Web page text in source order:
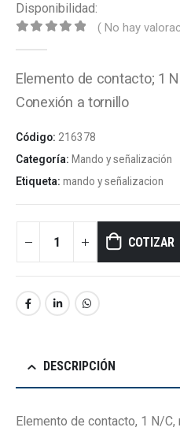
Disponibilidad:
( No hay
Elemento de contacto; 1
Conexión a tornillo
Código: 216378
Categoría: Mando y señalización
Etiqueta: mando y señalizacion
COTIZAR
DESCRIPCIÓN
Elemento de contacto, 1 N/C,